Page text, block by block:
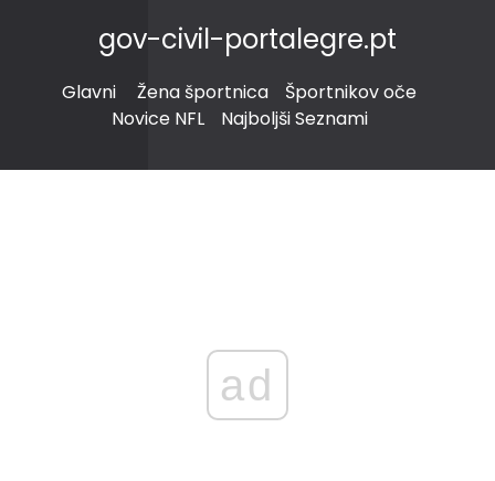
gov-civil-portalegre.pt
Glavni Žena športnica
Športnikov oče
Novice NFL
Najboljši Seznami
ad